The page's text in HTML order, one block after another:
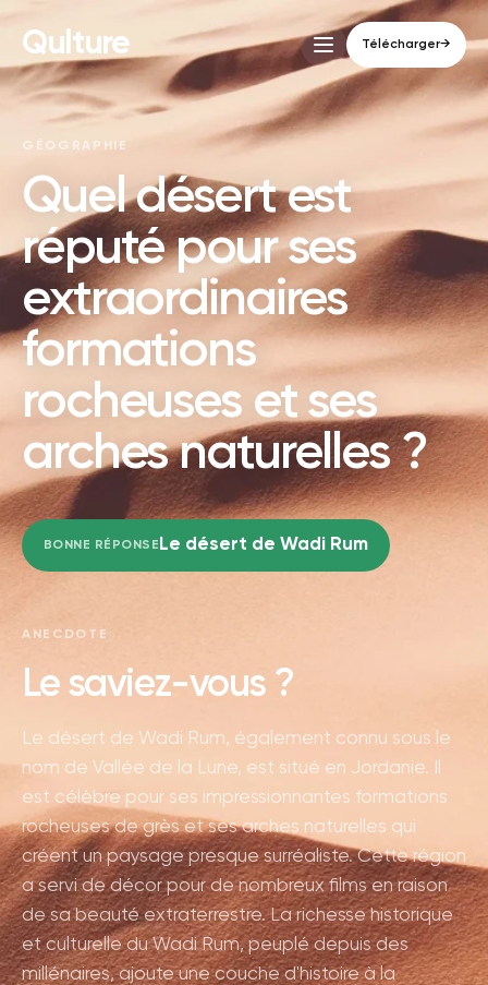
Qulture Télécharger→
GÉOGRAPHIE
Quel désert est
réputé pour ses
extraordinaires
formations
rocheuses et ses
arches naturelles ?
BONNE RÉPONSE Le désert de Wadi Rum
ANECDOTE
Le saviez-vous ?
Le désert de Wadi Rum, également connu sous le
nom de Vallée de la Lune, est situé en Jordanie. Il
est célèbre pour ses impressionnantes formations
rocheuses de grès et ses arches naturelles qui
créent un paysage presque surréaliste. Cette région
a servi de décor pour de nombreux films en raison
de sa beauté extraterrestre. La richesse historique
et culturelle du Wadi Rum, peuplé depuis des
millénaires, ajoute une couche d'histoire à la